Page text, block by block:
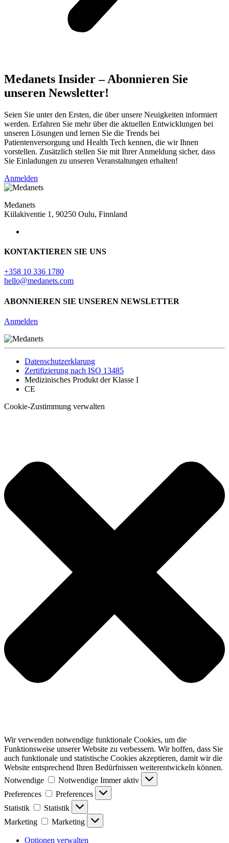
Medanets Insider – Abonnieren Sie
unseren Newsletter!
Seien Sie unter den Ersten, die über unsere Neuigkeiten informiert
werden. Erfahren Sie mehr über die aktuellen Entwicklungen bei
unseren Lösungen und lernen Sie die Trends bei
Patientenversorgung und Health Tech kennen, die wir Ihnen
vorstellen. Zusätzlich stellen Sie mit Ihrer Anmeldung sicher, dass
Sie Einladungen zu unseren Veranstaltungen erhalten!
Anmelden
Medanets
Kiilakiventie 1, 90250 Oulu, Finnland
KONTAKTIEREN SIE UNS
+358 10 336 1780
hello@medanets.com
ABONNIEREN SIE UNSEREN NEWSLETTER
Anmelden
Datenschutzerklarung
Zertifizierung nach ISO 13485
Medizinisches Produkt der Klasse I
CE
Cookie-Zustimmung verwalten
Wir verwenden notwendige funktionale Cookies, um die
Funktionsweise unserer Website zu verbessern. Wir hoffen, dass Sie
auch funktionale und statistische Cookies akzeptieren, damit wir die
Website entsprechend Ihren Bedürfnissen weiterentwickeln können.
Notwendige
Notwendige Immer aktiv
Preferences
Preferences
Statistik
Statistik
Marketing
Marketing
Optionen verwalten